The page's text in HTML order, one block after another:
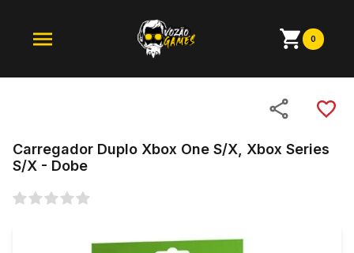
0
Carregador Duplo Xbox One S/X, Xbox Series
S/X - Dobe